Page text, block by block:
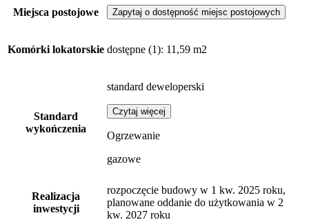
Miejsca postojowe Zapytaj o dostępność miejsc postojowych
Komórki lokatorskie dostępne (1): 11,59 m2
Standard
wykończenia
standard deweloperski
Czytaj więcej
Ogrzewanie
gazowe
Realizacja
inwestycji
rozpoczęcie budowy w 1 kw. 2025 roku,
planowane oddanie do użytkowania w 2
kw. 2027 roku